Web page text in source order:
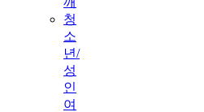
청
소
년/
성
인
여